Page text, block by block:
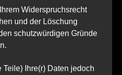
Widerspruchsrecht
und der Löschung
schutzwürdigen Gründe
Teile) Ihre(r) Daten jedoch